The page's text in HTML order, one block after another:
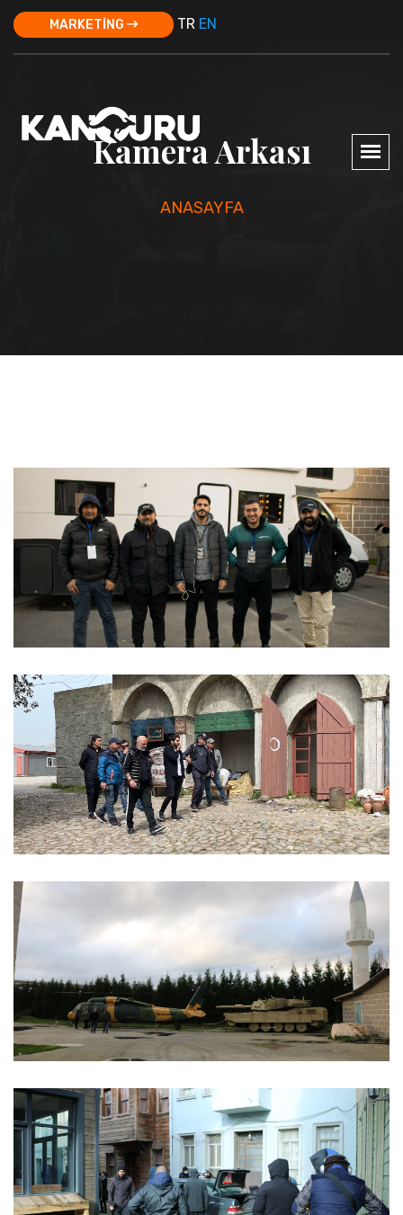
MARKETİNG TR EN
Kamera Arkası
ANASAYFA